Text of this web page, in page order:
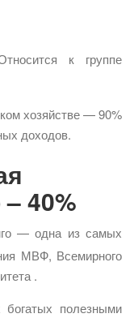
к группе
хозяйстве — 90%
доходов.
40%
— одна из самых
МВФ, Всемирного
.
полезными